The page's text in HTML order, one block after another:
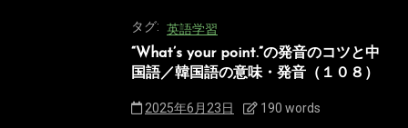
タグ: 英語学習
“What’s your point.”の発音のコツと中
国語／韓国語の意味・発音（１０８）
2025年6月23日 190 words